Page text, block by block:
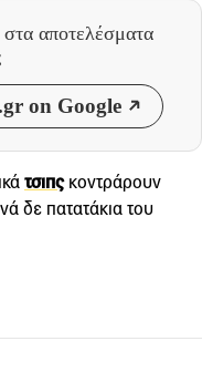
στα αποτελέσματα
on Google
τσιπςκοντράρουν
δε πατατάκια του